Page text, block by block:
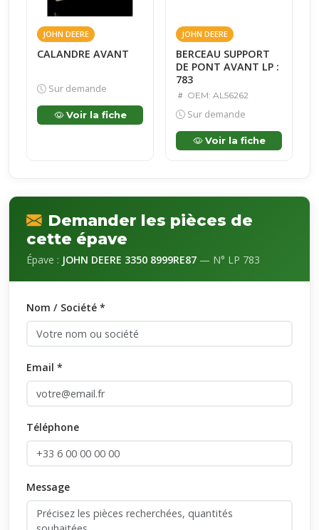
JOHN DEERE
CALANDRE AVANT
Sur demande
Voir la fiche
JOHN DEERE
BERCEAU SUPPORT
DE PONT AVANT LP :
783
OEM: AL56262
Sur demande
Voir la fiche
Demander les pièces de
cette épave
Épave : JOHN DEERE 3350 8999RE87 — N° LP 783
Nom / Société *
Email *
Téléphone
Message